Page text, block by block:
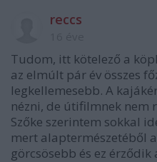
reccs
Tudom, itt kötelező a
az elmúlt pár év összes
legkellemesebb. A
nézni, de útifilmnek nem
Szőke szerintem sokkal
mert alaptermészetéből
görcsösebb és ez érződik